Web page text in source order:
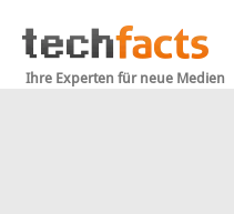
Ihre Experten für neue Medien